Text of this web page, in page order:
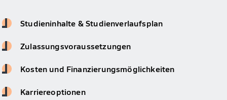
Studieninhalte & Studienverlaufsplan
Zulassungsvoraussetzungen
Kosten und Finanzierungsmöglichkeiten
Karriereoptionen